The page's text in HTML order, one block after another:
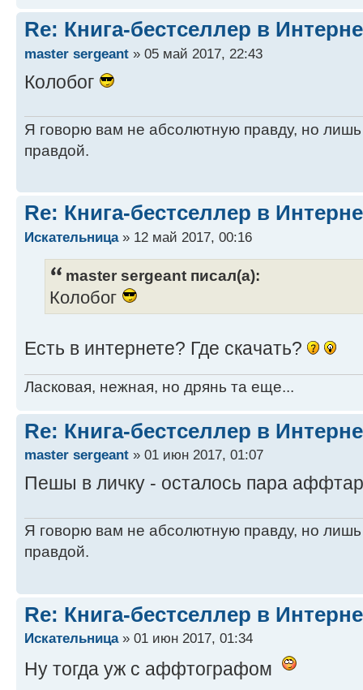
Re: Книга-бестселлер в
master sergeant » 05 май 2017, 22:43
Колобог
Я говорю вам не абсолютную правду, но
правдой.
Re: Книга-бестселлер в
Искательница» 12 май 2017, 00:16
master sergeant писал(а):
Колобог
Есть в интернете? Где скачать?
Ласковая, нежная, но дрянь та еще...
Re: Книга-бестселлер в
master sergeant » 01 июн 2017, 01:07
Пешы в личку - осталось пара
Я говорю вам не абсолютную правду, но
правдой.
Re: Книга-бестселлер в
Искательница» 01 июн 2017, 01:34
Ну тогда уж с аффтографом